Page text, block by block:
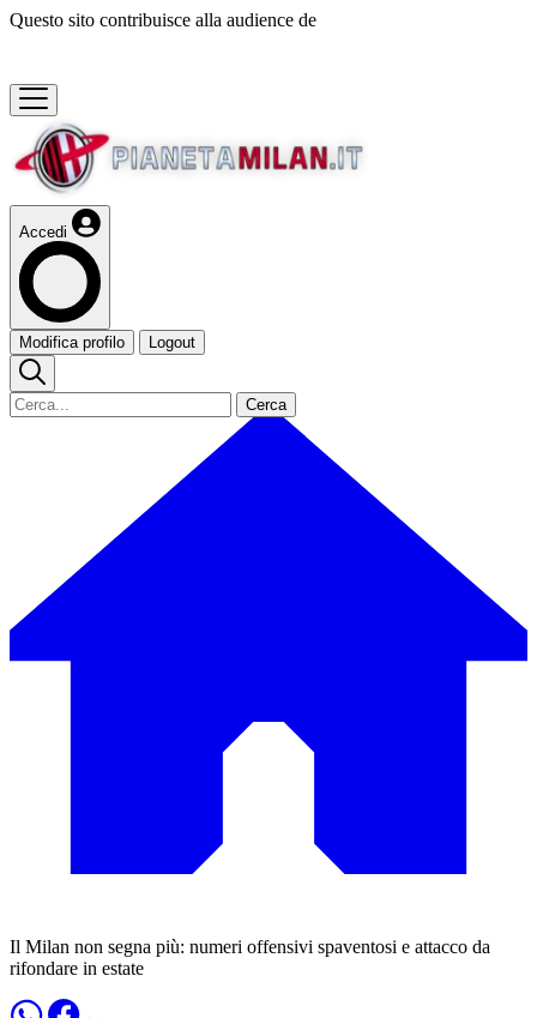
Questo sito contribuisce alla audience de
Accedi
Modifica profilo Logout
Cerca
Il Milan non segna più: numeri offensivi spaventosi e attacco da
rifondare in estate